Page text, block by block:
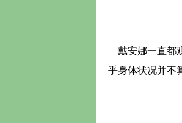
戴安娜一直都
乎身体状况并不